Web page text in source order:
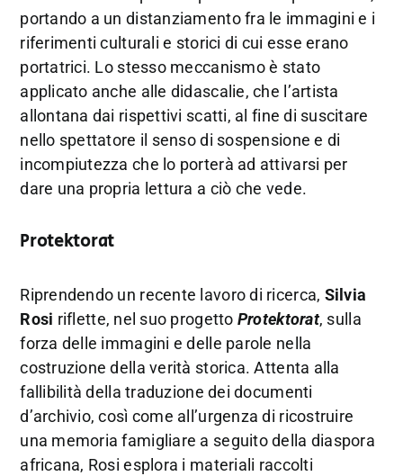
portando a un distanziamento fra le immagini e i
riferimenti culturali e storici di cui esse erano
portatrici. Lo stesso meccanismo è stato
applicato anche alle didascalie, che l’artista
allontana dai rispettivi scatti, al fine di suscitare
nello spettatore il senso di sospensione e di
incompiutezza che lo porterà ad attivarsi per
dare una propria lettura a ciò che vede.
Protektorat
Riprendendo un recente lavoro di ricerca, Silvia
Rosi riflette, nel suo progetto Protektorat, sulla
forza delle immagini e delle parole nella
costruzione della verità storica. Attenta alla
fallibilità della traduzione dei documenti
d’archivio, così come all’urgenza di ricostruire
una memoria famigliare a seguito della diaspora
africana, Rosi esplora i materiali raccolti